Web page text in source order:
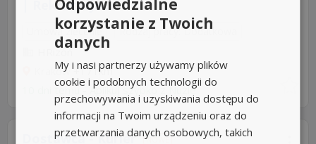
| Rekrutacja...
Umowa zlecenie Rodzaj pracy: Dodatkowa
HRizon
Kraków +171km
10 dni temu - Aplikuj szybko z Nuzle
Dostawca - Kurier NOWE
korzystanie z Twoich
danych
My i nasi partnerzy używamy plików
cookie i podobnych technologii do
przechowywania i uzyskiwania dostępu do
informacji na Twoim urządzeniu oraz do
przetwarzania danych osobowych, takich